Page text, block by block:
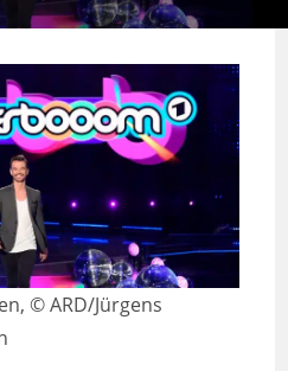
© ARD/Jürgens